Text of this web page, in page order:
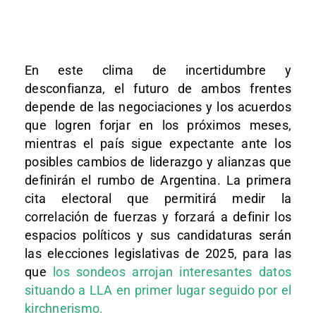
En este clima de incertidumbre y
desconfianza, el futuro de ambos frentes
depende de las negociaciones y los acuerdos
que logren forjar en los próximos meses,
mientras el país sigue expectante ante los
posibles cambios de liderazgo y alianzas que
definirán el rumbo de Argentina. La primera
cita electoral que permitirá medir la
correlación de fuerzas y forzará a definir los
espacios políticos y sus candidaturas serán
las elecciones legislativas de 2025, para las
que
los sondeos arrojan interesantes datos
situando a LLA en primer lugar seguido por el
kirchnerismo.